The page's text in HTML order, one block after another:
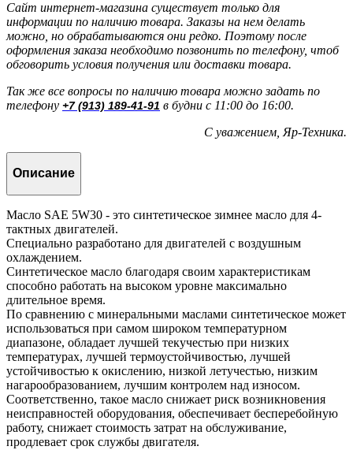
Сайт интернет-магазина существует только для
информации по наличию товара. Заказы на нем делать
можно, но обрабатываются они редко. Поэтому после
оформления заказа необходимо позвонить по телефону, чтоб
обговорить условия получения или доставки товара.
Так же все вопросы по наличию товара можно задать по
телефону +7 (913) 189-41-91 в будни с 11:00 до 16:00.
С уважением, Яр-Техника.
Описание
Масло SAE 5W30 - это синтетическое зимнее масло для 4-
тактных двигателей.
Специально разработано для двигателей с воздушным
охлаждением.
Синтетическое масло благодаря своим характеристикам
способно работать на высоком уровне максимально
длительное время.
По сравнению с минеральными маслами синтетическое может
использоваться при самом широком температурном
диапазоне, обладает лучшей текучестью при низких
температурах, лучшей термоустойчивостью, лучшей
устойчивостью к окислению, низкой летучестью, низким
нагарообразованием, лучшим контролем над износом.
Соответственно, такое масло снижает риск возникновения
неисправностей оборудования, обеспечивает бесперебойную
работу, снижает стоимость затрат на обслуживание,
продлевает срок службы двигателя.